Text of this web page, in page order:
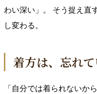
わい深い」。 そう捉え直
し変わる。
着方は、忘れ
「自分では着られないか